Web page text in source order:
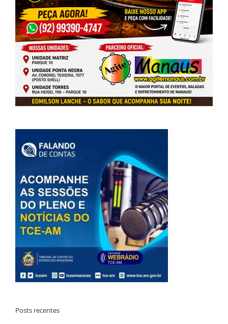
Posts recentes